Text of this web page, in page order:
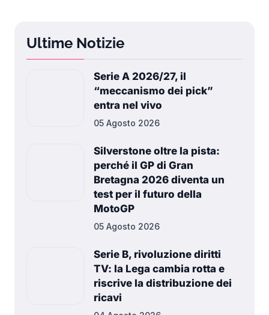
Ultime Notizie
Serie A 2026/27, il
“meccanismo dei pick”
entra nel vivo
05 Agosto 2026
Silverstone oltre la pista:
perché il GP di Gran
Bretagna 2026 diventa un
test per il futuro della
MotoGP
05 Agosto 2026
Serie B, rivoluzione diritti
TV: la Lega cambia rotta e
riscrive la distribuzione dei
ricavi